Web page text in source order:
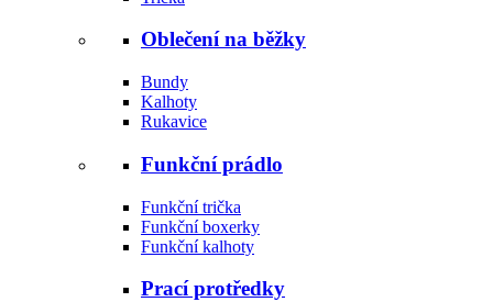
Oblečení na běžky
Bundy
Kalhoty
Rukavice
Funkční prádlo
Funkční trička
Funkční boxerky
Funkční kalhoty
Prací protředky